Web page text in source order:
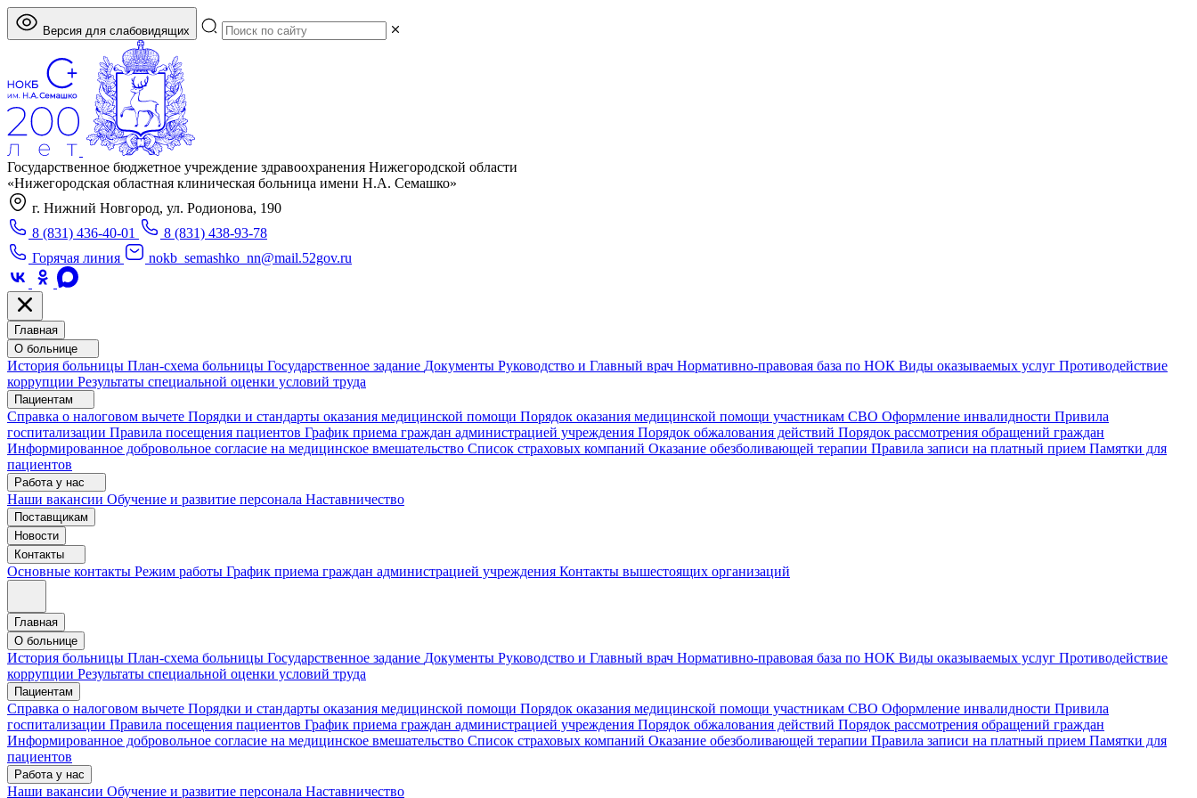
Версия для слабовидящих
Государственное бюджетное учреждение здравоохранения Нижегородской области
«Нижегородская областная клиническая больница имени Н.А. Семашко»
г. Нижний Новгород, ул. Родионова, 190
8 (831) 436-40-01
8 (831) 438-93-78
Горячая линия
nokb_semashko_nn@mail.52gov.ru
Главная
О больнице
История больницы План-схема больницы Государственное задание Документы Руководство и Главный врач Нормативно-правовая база по НОК Виды оказываемых услуг Противодействие
коррупции Результаты специальной оценки условий труда
Пациентам
Справка о налоговом вычете Порядки и стандарты оказания медицинской помощи Порядок оказания медицинской помощи участникам СВО Оформление инвалидности Привила
госпитализации Правила посещения пациентов График приема граждан администрацией учреждения Порядок обжалования действий Порядок рассмотрения обращений граждан
Информированное добровольное согласие на медицинское вмешательство Список страховых компаний Оказание обезболивающей терапии Правила записи на платный прием Памятки для
пациентов
Работа у нас
Наши вакансии Обучение и развитие персонала Наставничество
Поставщикам
Новости
Контакты
Основные контакты Режим работы График приема граждан администрацией учреждения Контакты вышестоящих организаций
Главная
О больнице
История больницы План-схема больницы Государственное задание Документы Руководство и Главный врач Нормативно-правовая база по НОК Виды оказываемых услуг Противодействие
коррупции Результаты специальной оценки условий труда
Пациентам
Справка о налоговом вычете Порядки и стандарты оказания медицинской помощи Порядок оказания медицинской помощи участникам СВО Оформление инвалидности Привила
госпитализации Правила посещения пациентов График приема граждан администрацией учреждения Порядок обжалования действий Порядок рассмотрения обращений граждан
Информированное добровольное согласие на медицинское вмешательство Список страховых компаний Оказание обезболивающей терапии Правила записи на платный прием Памятки для
пациентов
Работа у нас
Наши вакансии Обучение и развитие персонала Наставничество